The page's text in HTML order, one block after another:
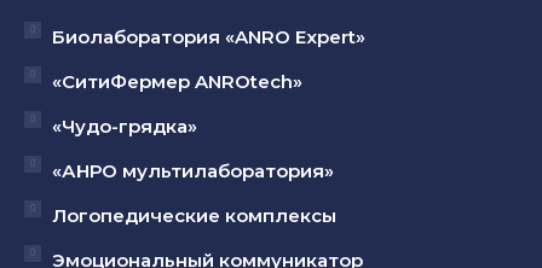
Биолаборатория «ANRO Expert»
«СитиФермер ANROtech»
«Чудо-грядка»
«АНРО мультилаборатория»
Логопедические комплексы
Эмоциональный коммуникатор